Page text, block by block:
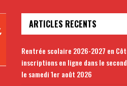
ARTICLES RECENTS
Rentrée scolaire 2026-2027 en
inscriptions en ligne dans le
le samedi 1er août 2026